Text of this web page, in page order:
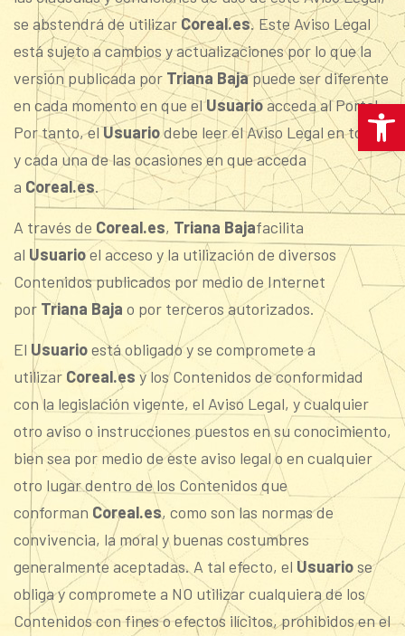
se abstendrá de utilizar Coreal.es. Este Aviso Legal
está sujeto a cambios y actualizaciones por lo que la
versión publicada por Triana Bajapuede ser diferente
en cada momento en que elUsuarioacceda al Portal.
Por tanto, elUsuariodebe leer el Aviso Legal en todas
y cada una de las ocasiones en que acceda
a Coreal.es.
A través de Coreal.es, Triana Bajafacilita
al Usuarioel acceso y la utilización de diversos
Contenidos publicados por medio de Internet
por Triana Baja o por terceros autorizados.
El Usuarioestá obligado y se compromete a
utilizar Coreal.es y los Contenidos de conformidad
con la legislación vigente, el Aviso Legal, y cualquier
otro aviso o instrucciones puestos en su conocimiento,
bien sea por medio de este aviso legal o en cualquier
otro lugar dentro de los Contenidos que
conforman Coreal.es, como son las normas de
convivencia, la moral y buenas costumbres
generalmente aceptadas. A tal efecto, el Usuariose
obliga y compromete a NO utilizar cualquiera de los
Contenidos con fines o efectos ilícitos, prohibidos en el